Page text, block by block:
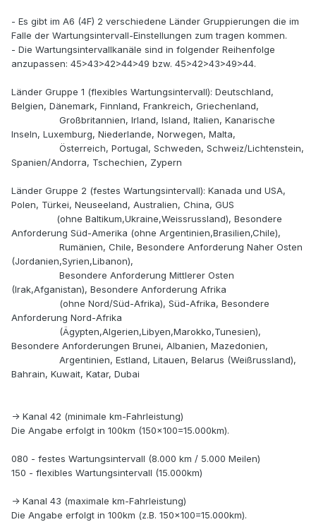
- Es gibt im A6 (4F) 2 verschiedene Länder Gruppierungen die im
Falle der Wartungsintervall-Einstellungen zum tragen kommen.
- Die Wartungsintervallkanäle sind in folgender Reihenfolge
anzupassen: 45>43>42>44>49 bzw. 45>42>43>49>44.
Länder Gruppe 1 (flexibles Wartungsintervall): Deutschland,
Belgien, Dänemark, Finnland, Frankreich, Griechenland,
Großbritannien, Irland, Island, Italien, Kanarische
Inseln, Luxemburg, Niederlande, Norwegen, Malta,
Österreich, Portugal, Schweden, Schweiz/Lichtenstein,
Spanien/Andorra, Tschechien, Zypern
Länder Gruppe 2 (festes Wartungsintervall): Kanada und USA,
Polen, Türkei, Neuseeland, Australien, China, GUS
(ohne Baltikum,Ukraine,Weissrussland), Besondere
Anforderung Süd-Amerika (ohne Argentinien,Brasilien,Chile),
Rumänien, Chile, Besondere Anforderung Naher Osten
(Jordanien,Syrien,Libanon),
Besondere Anforderung Mittlerer Osten
(Irak,Afganistan), Besondere Anforderung Afrika
(ohne Nord/Süd-Afrika), Süd-Afrika, Besondere
Anforderung Nord-Afrika
(Ägypten,Algerien,Libyen,Marokko,Tunesien),
Besondere Anforderungen Brunei, Albanien, Mazedonien,
Argentinien, Estland, Litauen, Belarus (Weißrussland),
Bahrain, Kuwait, Katar, Dubai
-> Kanal 42 (minimale km-Fahrleistung)
Die Angabe erfolgt in 100km (150x100=15.000km).
080 - festes Wartungsintervall (8.000 km / 5.000 Meilen)
150 - flexibles Wartungsintervall (15.000km)
-> Kanal 43 (maximale km-Fahrleistung)
Die Angabe erfolgt in 100km (z.B. 150x100=15.000km).